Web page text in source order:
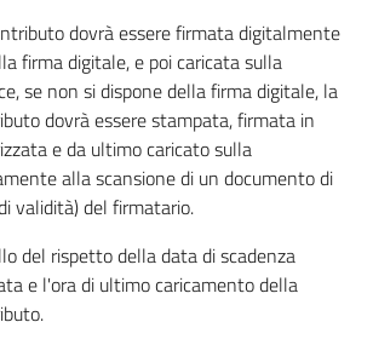
dovrà essere firmata digitalmente
firma digitale, e poi caricata sulla
se non si dispone della firma digitale, la
dovrà essere stampata, firmata in
e da ultimo caricato sulla
alla scansione di un documento di
validità) del firmatario.
del rispetto della data di scadenza
e l'ora di ultimo caricamento della